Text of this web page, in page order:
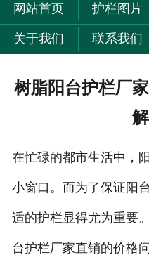
网站首页 护栏图片
关于我们 联系我们
树脂阳台护栏厂
在忙碌的都市生活中，
小窗口。而为了保证阳
适的护栏显得尤为重要
台护栏厂家直销的价格